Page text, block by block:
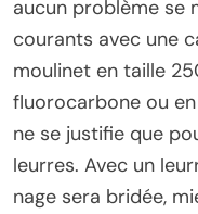
aucun problème se
courants avec une
moulinet en taille
fluorocarbone ou
ne se justifie que
leurres. Avec un
nage sera bridée,